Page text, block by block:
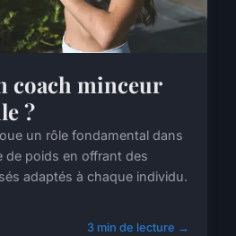
coach minceur
?
un rôle fondamental dans
de poids en offrant des
adaptés à chaque individu.
3 min de lecture →